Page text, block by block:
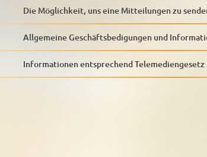
Die Möglichkeit, uns eine Mitteilungen zu
Allgemeine Geschäftsbedigungen und
Informationen entsprechend Telemediengesetz